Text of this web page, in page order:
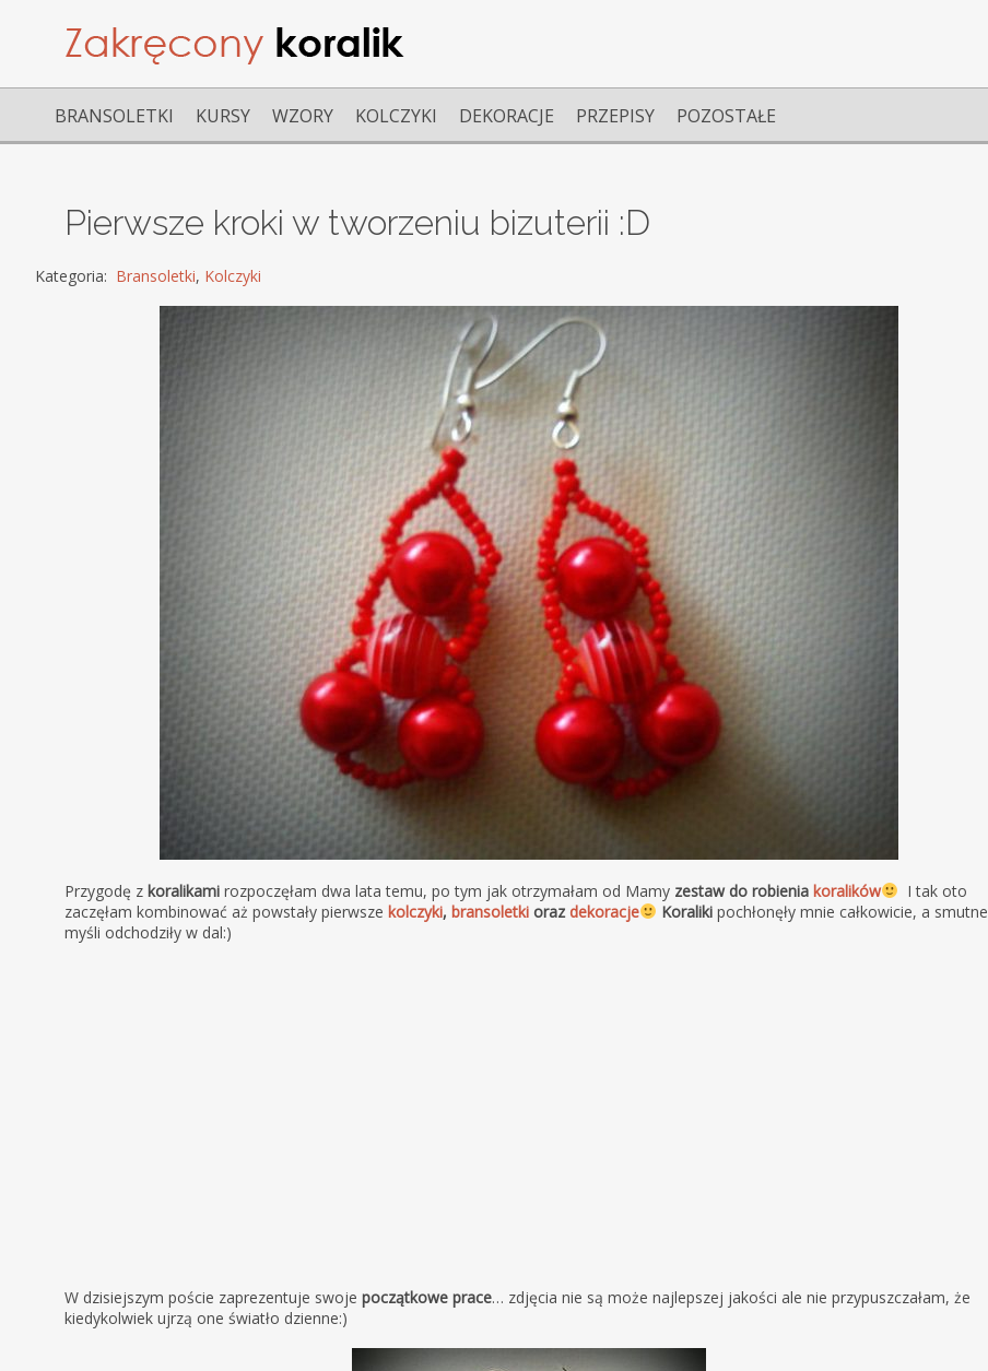
BRANSOLETKI KURSY WZORY KOLCZYKI DEKORACJE PRZEPISY POZOSTAŁE
Pierwsze kroki w tworzeniu bizuterii :D
Kategoria: Bransoletki, Kolczyki
Przygodę zkoralikami rozpoczęłam dwa lata temu, po tym jak otrzymałam od Mamy zestaw do robieniakoralików
I tak oto
zaczęłam kombinować aż powstały pierwszekolczyki,bransoletki orazdekoracje Koraliki pochłonęły mnie całkowicie, a smutne
myśli odchodziły w dal:)
W dzisiejszym poście zaprezentuje swojepoczątkowe prace… zdjęcia nie są może najlepszej jakości ale nie przypuszczałam, że
kiedykolwiek ujrzą one światło dzienne:)